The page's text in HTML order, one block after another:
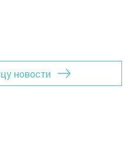
новости